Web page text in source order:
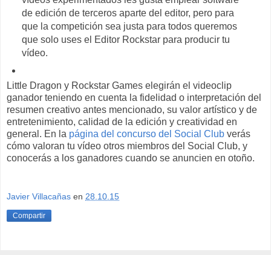
de edición de terceros aparte del editor, pero para
que la competición sea justa para todos queremos
que solo uses el Editor Rockstar para producir tu
vídeo.
Little Dragon y Rockstar Games elegirán el videoclip
ganador teniendo en cuenta la fidelidad o interpretación del
resumen creativo antes mencionado, su valor artístico y de
entretenimiento, calidad de la edición y creatividad en
general. En la página del concurso del Social Club verás
cómo valoran tu vídeo otros miembros del Social Club, y
conocerás a los ganadores cuando se anuncien en otoño.
Javier Villacañas en 28.10.15
Compartir